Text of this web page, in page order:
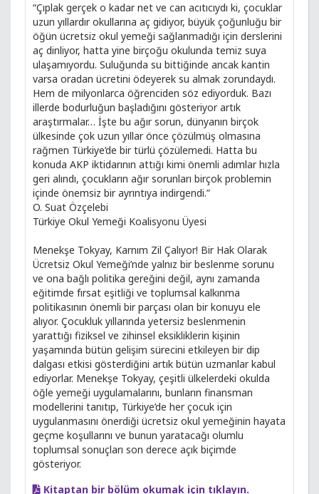
“Çıplak gerçek o kadar net ve can acıtıcıydı ki, çocuklar
uzun yıllardır okullarına aç gidiyor, büyük çoğunluğu bir
öğün ücretsiz okul yemeği sağlanmadığı için derslerini
aç dinliyor, hatta yine birçoğu okulunda temiz suya
ulaşamıyordu. Suluğunda su bittiğinde ancak kantin
varsa oradan ücretini ödeyerek su almak zorundaydı.
Hem de milyonlarca öğrenciden söz ediyorduk. Bazı
illerde bodurluğun başladığını gösteriyor artık
araştırmalar… İşte bu ağır sorun, dünyanın birçok
ülkesinde çok uzun yıllar önce çözülmüş olmasına
rağmen Türkiye’de bir türlü çözülemedi. Hatta bu
konuda AKP iktidarının attığı kimi önemli adımlar hızla
geri alındı, çocukların ağır sorunları birçok problemin
içinde önemsiz bir ayrıntıya indirgendi.”
O. Suat Özçelebi
Türkiye Okul Yemeği Koalisyonu Üyesi
Menekşe Tokyay, Karnım Zil Çalıyor! Bir Hak Olarak
Ücretsiz Okul Yemeği’nde yalnız bir beslenme sorunu
ve ona bağlı politika gereğini değil, aynı zamanda
eğitimde fırsat eşitliği ve toplumsal kalkınma
politikasının önemli bir parçası olan bir konuyu ele
alıyor. Çocukluk yıllarında yetersiz beslenmenin
yarattığı fiziksel ve zihinsel eksikliklerin kişinin
yaşamında bütün gelişim sürecini etkileyen bir dip
dalgası etkisi gösterdiğini artık bütün uzmanlar kabul
ediyorlar. Menekşe Tokyay, çeşitli ülkelerdeki okulda
öğle yemeği uygulamalarını, bunların finansman
modellerini tanıtıp, Türkiye’de her çocuk için
uygulanmasını önerdiği ücretsiz okul yemeğinin hayata
geçme koşullarını ve bunun yaratacağı olumlu
toplumsal sonuçları son derece açık biçimde
gösteriyor.
Kitaptan bir bölüm okumak için tıklayın.